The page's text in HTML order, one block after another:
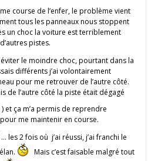
course de l’enfer, le problème vient
tous les panneaux nous stoppent
un choc la voiture est terriblement
pistes.
le moindre choc, pourtant dans la
différents j’ai volontairement
pour me retrouver de l’autre côté.
de l’autre côté la piste était dégagé
) et ça m’a permis de reprendre
me maintenir en course.
les 2 fois où j’ai réussi, j’ai franchi le
Mais c’est faisable malgré tout